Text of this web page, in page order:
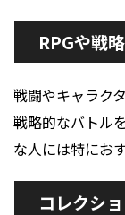
RPGや戦
戦闘やキャラク
戦略的なバトル
な人には特にお
コレクシ